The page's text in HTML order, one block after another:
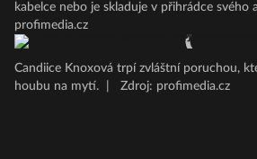
kabelce nebo je skladuje v přihrádce svého
profimedia.cz
Candiice Knoxová trpí zvláštní poruchou,
houbu na mytí.
Zdroj: profimedia.cz